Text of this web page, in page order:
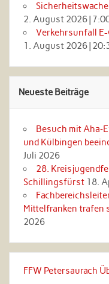
Sicherheitswache
2. August 2026|
Verkehrsunfall
1. August 2026|
Neueste Beiträge
Besuch mit
und Külbingen
Juli 2026
28.
Schillingsfürst 18.
Mittelfranken trafen
2026
FFW Petersaurach